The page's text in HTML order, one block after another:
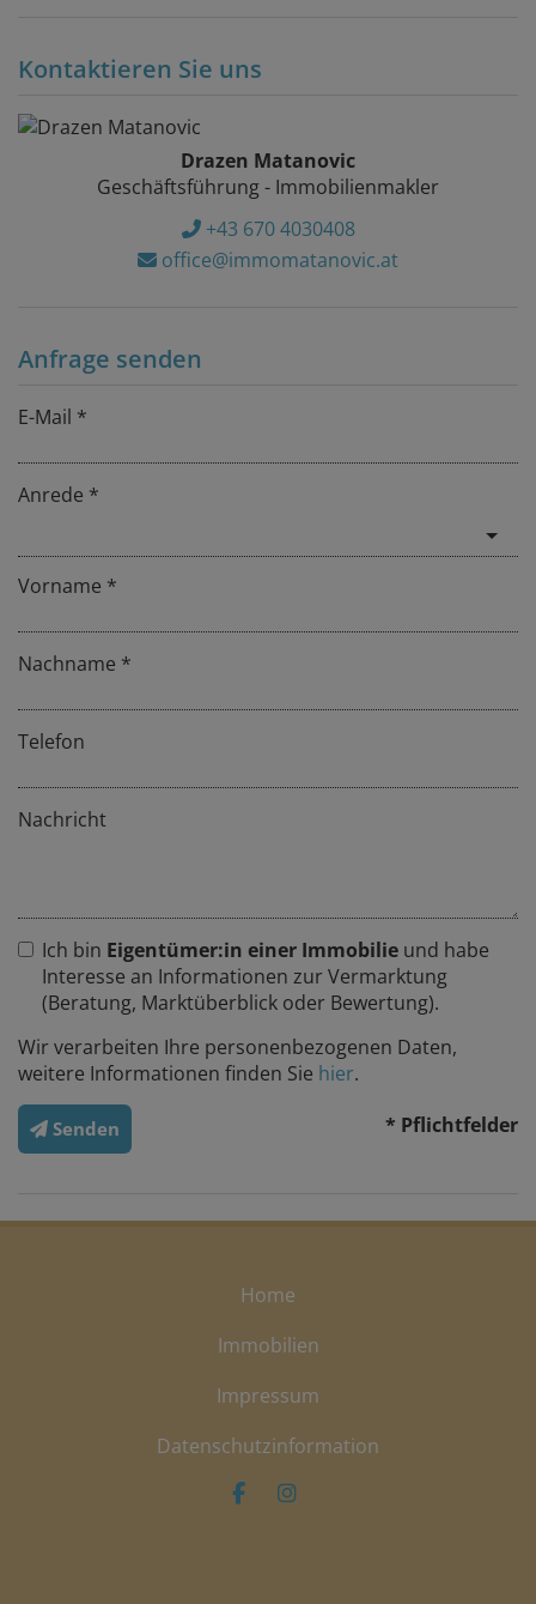
Kontaktieren Sie uns
Drazen Matanovic
Geschäftsführung - Immobilienmakler
+43 670 4030408
office@immomatanovic.at
Anfrage senden
E-Mail
Anrede
Vorname
Nachname
Telefon
Nachricht
Ich bin Eigentümer:in einer Immobilie und habe
Interesse an Informationen zur Vermarktung
(Beratung, Marktüberblick oder Bewertung).
Wir verarbeiten Ihre personenbezogenen Daten,
weitere Informationen finden Sie hier.
Senden * Pflichtfelder
Home
Immobilien
Impressum
Datenschutzinformation